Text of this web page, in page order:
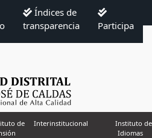
Índices de
transparencia
Participa
de
Interinstitucional
Instituto de
Idiomas